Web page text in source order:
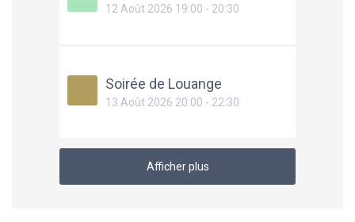
12 Août 2026 19:00 - 20:30
Soirée de Louange
13 Août 2026 20:00 - 22:30
Afficher plus